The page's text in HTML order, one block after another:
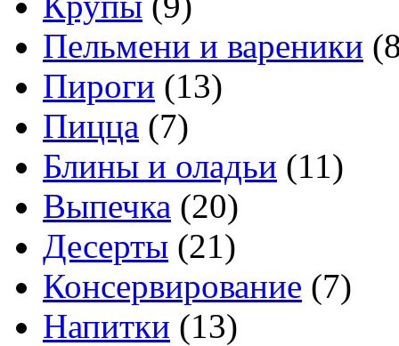
Пельмени и вареники
Пироги (13)
Пицца (7)
Блины и оладьи (11)
Выпечка (20)
Десерты (21)
Консервирование (7)
Напитки (13)